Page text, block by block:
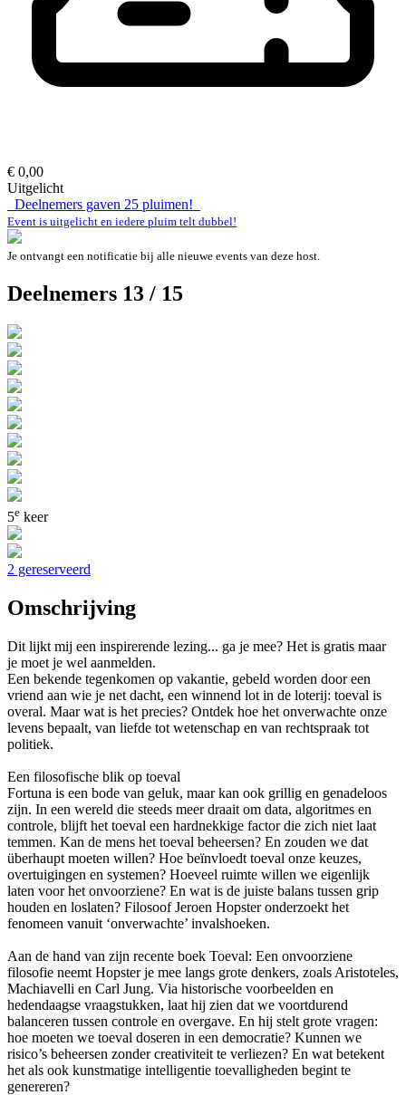
€ 0,00
Uitgelicht
Deelnemers gaven 25 pluimen!
Event is uitgelicht en iedere pluim telt dubbel!
Je ontvangt een notificatie bij alle nieuwe events van deze host.
Deelnemers 13 / 15
5e keer
2 gereserveerd
Omschrijving
Dit lijkt mij een inspirerende lezing... ga je mee? Het is gratis maar
je moet je wel aanmelden.
Een bekende tegenkomen op vakantie, gebeld worden door een
vriend aan wie je net dacht, een winnend lot in de loterij: toeval is
overal. Maar wat is het precies? Ontdek hoe het onverwachte onze
levens bepaalt, van liefde tot wetenschap en van rechtspraak tot
politiek.
Een filosofische blik op toeval
Fortuna is een bode van geluk, maar kan ook grillig en genadeloos
zijn. In een wereld die steeds meer draait om data, algoritmes en
controle, blijft het toeval een hardnekkige factor die zich niet laat
temmen. Kan de mens het toeval beheersen? En zouden we dat
überhaupt moeten willen? Hoe beïnvloedt toeval onze keuzes,
overtuigingen en systemen? Hoeveel ruimte willen we eigenlijk
laten voor het onvoorziene? En wat is de juiste balans tussen grip
houden en loslaten? Filosoof Jeroen Hopster onderzoekt het
fenomeen vanuit ‘onverwachte’ invalshoeken.
Aan de hand van zijn recente boek Toeval: Een onvoorziene
filosofie neemt Hopster je mee langs grote denkers, zoals Aristoteles,
Machiavelli en Carl Jung. Via historische voorbeelden en
hedendaagse vraagstukken, laat hij zien dat we voortdurend
balanceren tussen controle en overgave. En hij stelt grote vragen:
hoe moeten we toeval doseren in een democratie? Kunnen we
risico’s beheersen zonder creativiteit te verliezen? En wat betekent
het als ook kunstmatige intelligentie toevalligheden begint te
genereren?